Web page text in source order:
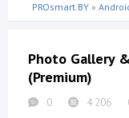
PROsmart.BY »
Photo Gallery
(Premium)
0 4 206